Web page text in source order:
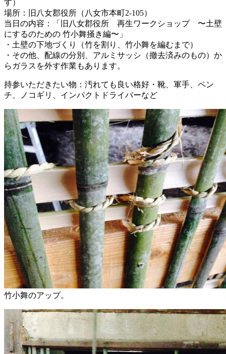
す）
場所：旧八女郡役所（八女市本町2-105）
当日の内容：「旧八女郡役所 再生ワークショップ 〜土壁
にするのための 竹小舞掻き編〜」
・土壁の下地づくり（竹を割り、竹小舞を編むまで）
・その他、配線の分別、アルミサッシ（撤去済みのもの） か
らガラスを外す作業もあります。
持参いただきたい物：汚れても良い格好・靴、軍手、ペン
チ、ノコギリ、インパクトドライバーなど
竹小舞のアップ。